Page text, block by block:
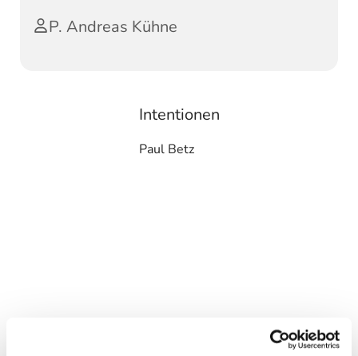
P. Andreas Kühne
Intentionen
Paul Betz